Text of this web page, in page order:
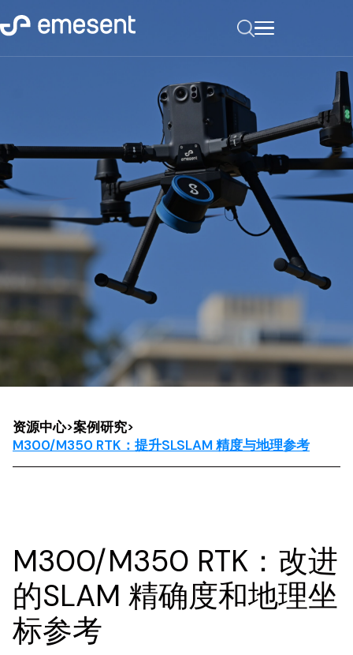
资源中心>案例研究>
M300/M350 RTK：提升SLSLAM 精度与地理参考
M300/M350 RTK：改进
的SLAM 精确度和地理坐
标参考